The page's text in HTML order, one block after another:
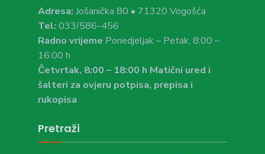
Adresa: Jošanička 80 • 71320 Vogošća
Tel: 033/586-456
Radno vrijeme Ponedjeljak – Petak, 8:00 –
16:00 h
Četvrtak, 8:00 – 18:00 h Matični ured i
šalteri za ovjeru potpisa, prepisa i
rukopisa
Pretraži